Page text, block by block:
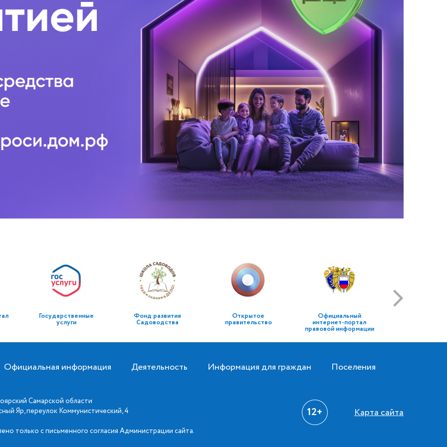
Государственные
услуги
Фонд развития
Садоводства
Открытое
правительство
Официальный
интернет-портал
правовой информации
Официальная информация Деятельность Информация для граждан Поселения
Самарской области
Яр, переулок Коммунистический, 4
только с письменного согласия Администрации сайта.
12+ Карта сайта